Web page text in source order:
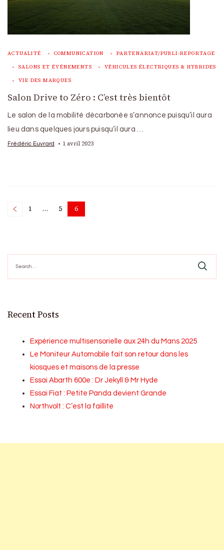
ACTUALITÉ COMMUNICATION PARTENARIAT/PUBLI-REPORTAGE
SALONS ET ÉVÉNEMENTS VÉHICULES ÉLECTRIQUES & HYBRIDES
VIE DES MARQUES
Salon Drive to Zéro : C’est très bientôt
Le salon de la mobilité décarbonée s’annonce puisqu’il aura
lieu dans quelques jours puisqu’il aura …
Frédéric Euvrard 1 avril 2023
Posts
Page
1 … Page
5 Page
6
for:
Recent Posts
Expérience multisensorielle aux 24h du Mans 2025
Le Moniteur Automobile fait son retour dans les
kiosques et maisons de la presse
Essai Abarth 600e : Dr Jekyll & Mr Hyde
Essai Fiat : Petite Panda devient Grande
Northvolt : C’est la faillite